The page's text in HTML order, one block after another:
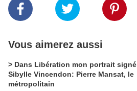
Vous aimerez aussi
> Dans Libération mon portrait signé
Sibylle Vincendon: Pierre Mansat, le
métropolitain